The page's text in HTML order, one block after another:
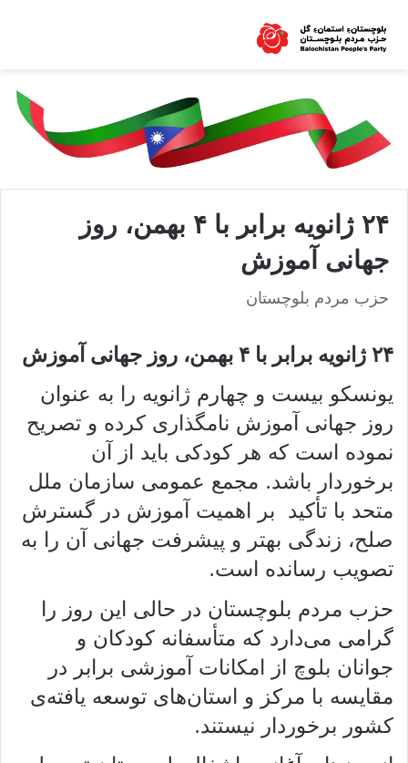
۲۴ ژانویه برابر با ۴ بهمن، روز
جهانی آموزش
حزب مردم بلوچستان
۲۴ ژانویه برابر با ۴ بهمن، روز جهانی آموزش
یونسکو بیست و چهارم ژانویه را به عنوان
روز جهانی آموزش نامگذاری کرده و تصریح
نموده است که هر کودکی باید از آن
برخوردار باشد. مجمع عمومی سازمان ملل
متحد با تأکید بر اهمیت آموزش در گسترش
صلح، زندگی بهتر و پیشرفت جهانی آن‌ را به
تصویب رسانده است.
حزب مردم بلوچستان در حالی این رو‌ز را
گرامی می‌دارد که متأسفانه کودکان و
جوانان بلوچ از امکانات آموزشی برابر در
مقایسه با مرکز و استان‌های توسعه یافته‌ی
کشور برخوردار نیستند.